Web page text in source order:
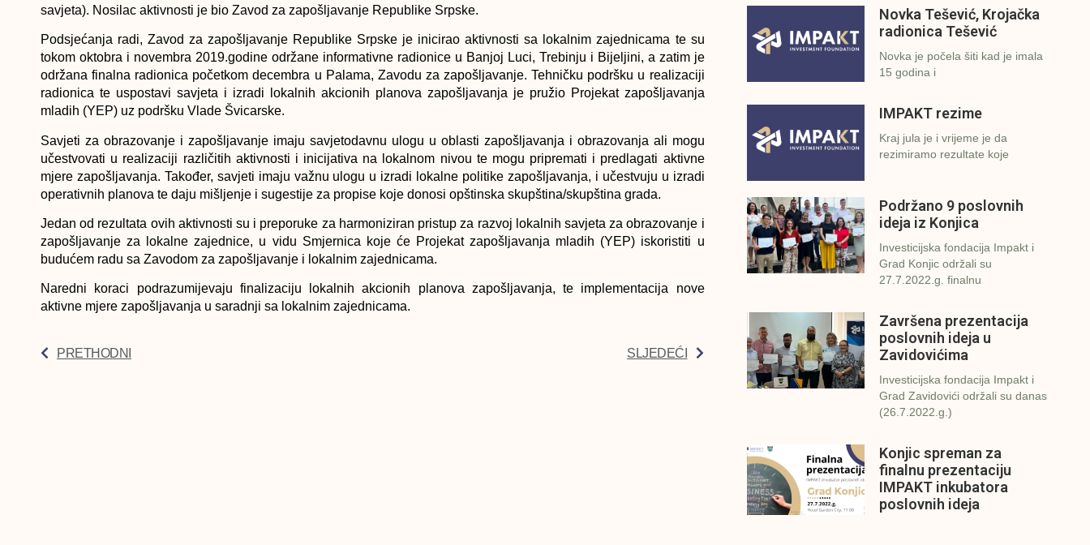
savjeta). Nosilac aktivnosti je bio Zavod za zapošljavanje Republike Srpske.
Podsjećanja radi, Zavod za zapošljavanje Republike Srpske je inicirao aktivnosti sa lokalnim zajednicama te su
tokom oktobra i novembra 2019.godine održane informativne radionice u Banjoj Luci, Trebinju i Bijeljini, a zatim je
održana finalna radionica početkom decembra u Palama, Zavodu za zapošljavanje. Tehničku podršku u realizaciji
radionica te uspostavi savjeta i izradi lokalnih akcionih planova zapošljavanja je pružio Projekat zapošljavanja
mladih (YEP) uz podršku Vlade Švicarske.
Savjeti za obrazovanje i zapošljavanje imaju savjetodavnu ulogu u oblasti zapošljavanja i obrazovanja ali mogu
učestvovati u realizaciji različitih aktivnosti i inicijativa na lokalnom nivou te mogu pripremati i predlagati aktivne
mjere zapošljavanja. Također, savjeti imaju važnu ulogu u izradi lokalne politike zapošljavanja, i učestvuju u izradi
operativnih planova te daju mišljenje i sugestije za propise koje donosi opštinska skupština/skupština grada.
Jedan od rezultata ovih aktivnosti su i preporuke za harmoniziran pristup za razvoj lokalnih savjeta za obrazovanje i
zapošljavanje za lokalne zajednice, u vidu Smjernica koje će Projekat zapošljavanja mladih (YEP) iskoristiti u
budućem radu sa Zavodom za zapošljavanje i lokalnim zajednicama.
Naredni koraci podrazumijevaju finalizaciju lokalnih akcionih planova zapošljavanja, te implementacija nove
aktivne mjere zapošljavanja u saradnji sa lokalnim zajednicama.
PRETHODNI SLJEDEĆI
Novka Tešević, Krojačka
radionica Tešević
Novka je počela šiti kad je imala
15 godina i
IMPAKT rezime
Kraj jula je i vrijeme je da
rezimiramo rezultate koje
Podržano 9 poslovnih
ideja iz Konjica
Investicijska fondacija Impakt i
Grad Konjic održali su
27.7.2022.g. finalnu
Završena prezentacija
poslovnih ideja u
Zavidovićima
Investicijska fondacija Impakt i
Grad Zavidovići održali su danas
(26.7.2022.g.)
Konjic spreman za
finalnu prezentaciju
IMPAKT inkubatora
poslovnih ideja